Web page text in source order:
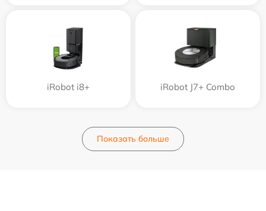
iRobot i8+ iRobot J7+ Combo
Показать больше